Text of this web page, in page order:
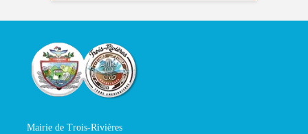
Mairie de Trois-Rivières